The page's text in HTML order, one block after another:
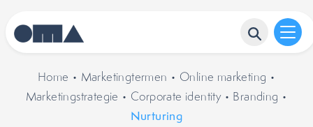
Home • Marketingtermen • Online marketing •
Marketingstrategie • Corporate identity• Branding •
Nurturing